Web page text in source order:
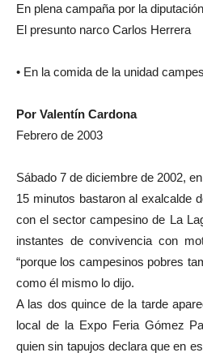
En plena campaña por la
El presunto narco Carlos Herrera
• En la comida de la unidad
Por Valentín Cardona
Febrero de 2003
Sábado 7 de diciembre de 2002,
15 minutos bastaron al exalcalde
con el sector campesino de La
instantes de convivencia con
“porque los campesinos pobres
como él mismo lo dijo.
A las dos quince de la tarde
local de la Expo Feria Gómez
quien sin tapujos declara que en